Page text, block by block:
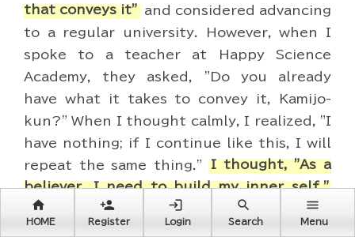
that conveys it"
and considered advancing
to a regular university. However, when I
spoke to a teacher at Happy Science
Academy, they asked, "Do you already
have what it takes to convey it, Kamijo-
kun?" When I thought calmly, I realized, "I
have nothing; if I continue like this, I will
repeat the same thing."
I thought, "As a
believer, I need to build my inner self,"
which was the deciding factor for my
home
HOME
person_add
Register
login
Login
search
Search
menu
Menu